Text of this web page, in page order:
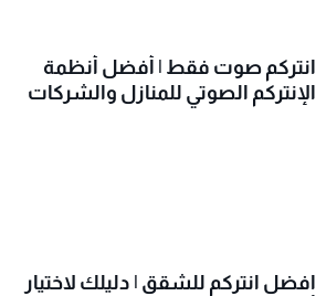
انتركم صوت فقط | أفضل أنظمة
الإنتركم الصوتي للمنازل والشركات
افضل انتركم للشقق | دليلك لاختيار